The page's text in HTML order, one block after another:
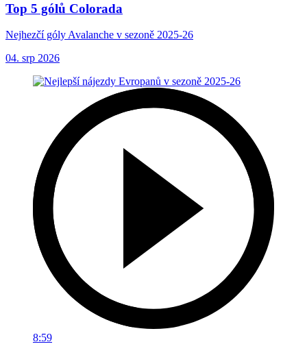
Top 5 gólů Colorada
Nejhezčí góly Avalanche v sezoně 2025-26
04. srp 2026
8:59